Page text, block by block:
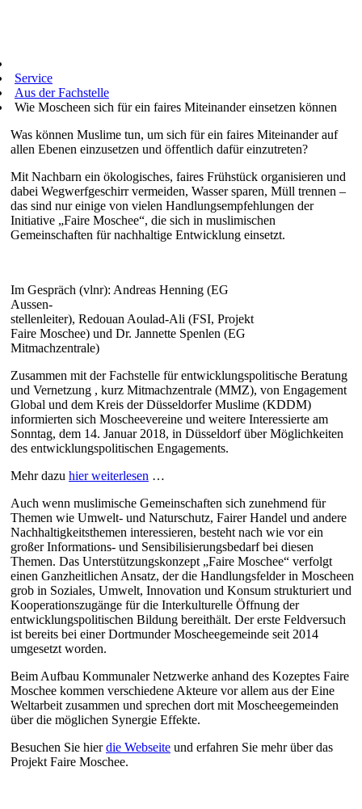
Service
Aus der Fachstelle
Wie Moscheen sich für ein faires Miteinander einsetzen können
Was können Muslime tun, um sich für ein faires Miteinander auf
allen Ebenen einzusetzen und öffentlich dafür einzutreten?
Mit Nachbarn ein ökologisches, faires Frühstück organisieren und
dabei Wegwerfgeschirr vermeiden, Wasser sparen, Müll trennen –
das sind nur einige von vielen Handlungsempfehlungen der
Initiative „Faire Moschee“, die sich in muslimischen
Gemeinschaften für nachhaltige Entwicklung einsetzt.
Im Gespräch (vlnr): Andreas Henning (EG
Aussen-
stellenleiter), Redouan Aoulad-Ali (FSI, Projekt
Faire Moschee) und Dr. Jannette Spenlen (EG
Mitmachzentrale)
Zusammen mit der Fachstelle für entwicklungspolitische Beratung
und Vernetzung , kurz Mitmachzentrale (MMZ), von Engagement
Global und dem Kreis der Düsseldorfer Muslime (KDDM)
informierten sich Moscheevereine und weitere Interessierte am
Sonntag, dem 14. Januar 2018, in Düsseldorf über Möglichkeiten
des entwicklungspolitischen Engagements.
Mehr dazu hier weiterlesen …
Auch wenn muslimische Gemeinschaften sich zunehmend für
Themen wie Umwelt- und Naturschutz, Fairer Handel und andere
Nachhaltigkeitsthemen interessieren, besteht nach wie vor ein
großer Informations- und Sensibilisierungsbedarf bei diesen
Themen. Das Unterstützungskonzept „Faire Moschee“ verfolgt
einen Ganzheitlichen Ansatz, der die Handlungsfelder in Moscheen
grob in Soziales, Umwelt, Innovation und Konsum strukturiert und
Kooperationszugänge für die Interkulturelle Öffnung der
entwicklungspolitischen Bildung bereithält. Der erste Feldversuch
ist bereits bei einer Dortmunder Moscheegemeinde seit 2014
umgesetzt worden.
Beim Aufbau Kommunaler Netzwerke anhand des Kozeptes Faire
Moschee kommen verschiedene Akteure vor allem aus der Eine
Weltarbeit zusammen und sprechen dort mit Moscheegemeinden
über die möglichen Synergie Effekte.
Besuchen Sie hierdie Webseite und erfahren Sie mehr über das
Projekt Faire Moschee.